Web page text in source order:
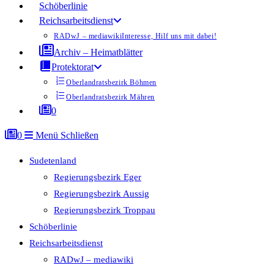
Schöberlinie
Reichsarbeitsdienst
RADwJ – mediawikiInteresse, Hilf uns mit dabei!
Archiv – Heimatblätter
Protektorat
Oberlandratsbezirk Böhmen
Oberlandratsbezirk Mähren
0
0 Menü Schließen
Sudetenland
Regierungsbezirk Eger
Regierungsbezirk Aussig
Regierungsbezirk Troppau
Schöberlinie
Reichsarbeitsdienst
RADwJ – mediawiki